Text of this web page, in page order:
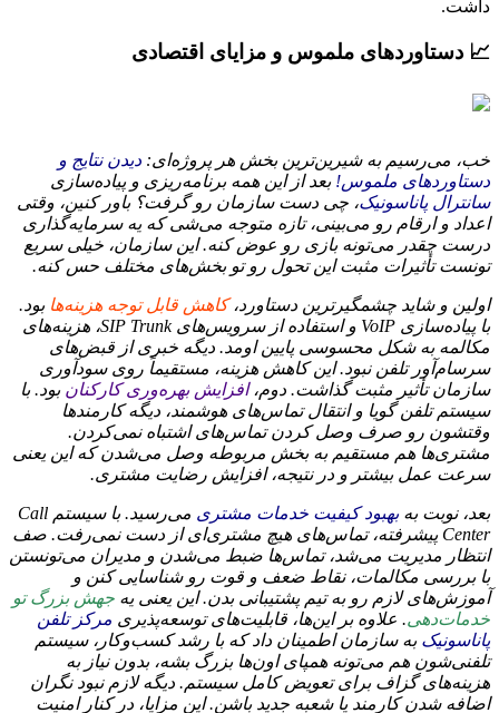
داشت.
📈 دستاوردهای ملموس و مزایای اقتصادی
خب، می‌رسیم به شیرین‌ترین بخش هر پروژه‌ای: دیدن نتایج و
دستاوردهای ملموس! بعد از این همه برنامه‌ریزی و پیاده‌سازی
سانترال پاناسونیک، چی دست سازمان رو گرفت؟ باور کنین، وقتی
اعداد و ارقام رو می‌بینی، تازه متوجه می‌شی که یه سرمایه‌گذاری
درست چقدر می‌تونه بازی رو عوض کنه. این سازمان، خیلی سریع
تونست تأثیرات مثبت این تحول رو تو بخش‌های مختلف حس کنه.
اولین و شاید چشمگیرترین دستاورد،کاهش قابل توجه هزینه‌ها بود.
با پیاده‌سازی VoIP و استفاده از سرویس‌های SIP Trunk، هزینه‌های
مکالمه به شکل محسوسی پایین اومد. دیگه خبری از قبض‌های
سرسام‌آور تلفن نبود. این کاهش هزینه، مستقیماً روی سودآوری
سازمان تأثیر مثبت گذاشت. دوم،افزایش بهره‌وری کارکنان بود. با
سیستم تلفن گویا و انتقال تماس‌های هوشمند، دیگه کارمندها
وقتشون رو صرف وصل کردن تماس‌های اشتباه نمی‌کردن.
مشتری‌ها هم مستقیم به بخش مربوطه وصل می‌شدن که این یعنی
سرعت عمل بیشتر و در نتیجه، افزایش رضایت مشتری.
بعد، نوبت بهبهبود کیفیت خدمات مشتری
می‌رسید. با سیستم Call
Center پیشرفته، تماس‌های هیچ مشتری‌ای از دست نمی‌رفت. صف
انتظار مدیریت می‌شد، تماس‌ها ضبط می‌شدن و مدیران می‌تونستن
با بررسی مکالمات، نقاط ضعف و قوت رو شناسایی کنن و
آموزش‌های لازم رو به تیم پشتیبانی بدن. این یعنی یه جهش بزرگ تو
خدمات‌دهی. علاوه بر این‌ها، قابلیت‌های توسعه‌پذیری مرکز تلفن
پاناسونیک به سازمان اطمینان داد که با رشد کسب‌وکار، سیستم
تلفنی‌شون هم می‌تونه همپای اون‌ها بزرگ بشه، بدون نیاز به
هزینه‌های گزاف برای تعویض کامل سیستم. دیگه لازم نبود نگران
اضافه شدن کارمند یا شعبه جدید باشن. این مزایا، در کنار امنیت